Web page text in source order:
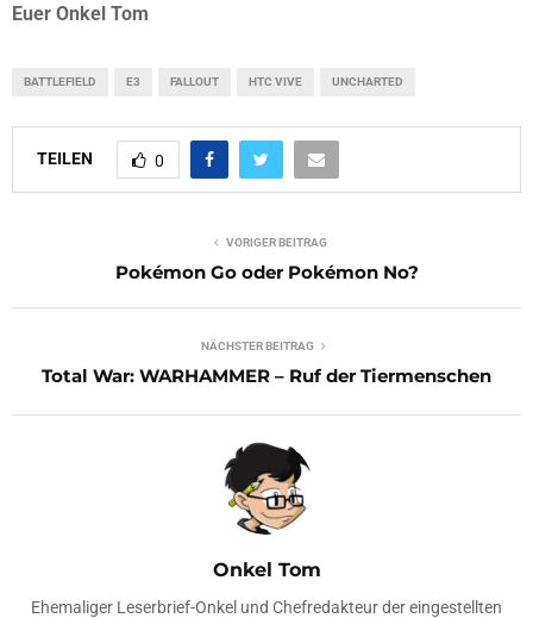
Euer Onkel Tom
BATTLEFIELD E3 FALLOUT HTC VIVE UNCHARTED
TEILEN 0
VORIGER BEITRAG
Pokémon Go oder Pokémon No?
NÄCHSTER BEITRAG
Total War: WARHAMMER – Ruf der Tiermenschen
Onkel Tom
Ehemaliger Leserbrief-Onkel und Chefredakteur der eingestellten